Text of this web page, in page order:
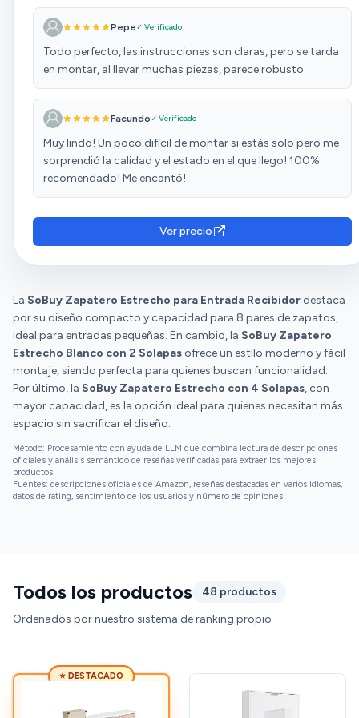
Pepe✓ Verificado
Todo perfecto, las instrucciones son claras, pero se tarda
en montar, al llevar muchas piezas, parece robusto.
Facundo✓ Verificado
Muy lindo! Un poco difícil de montar si estás solo pero me
sorprendió la calidad y el estado en el que llego! 100%
recomendado! Me encantó!
Ver precio
La SoBuy Zapatero Estrecho para Entrada Recibidor destaca
por su diseño compacto y capacidad para 8 pares de zapatos,
ideal para entradas pequeñas. En cambio, la SoBuy Zapatero
Estrecho Blanco con 2 Solapas ofrece un estilo moderno y fácil
montaje, siendo perfecta para quienes buscan funcionalidad.
Por último, la SoBuy Zapatero Estrecho con 4 Solapas, con
mayor capacidad, es la opción ideal para quienes necesitan más
espacio sin sacrificar el diseño.
Método: Procesamiento con ayuda de LLM que combina lectura de descripciones
oficiales y análisis semántico de reseñas verificadas para extraer los mejores
productos
Fuentes: descripciones oficiales de Amazon, reseñas destacadas en varios idiomas,
datos de rating, sentimiento de los usuarios y número de opiniones
Todos los productos
48 productos
Ordenados por nuestro sistema de ranking propio
⭐ DESTACADO